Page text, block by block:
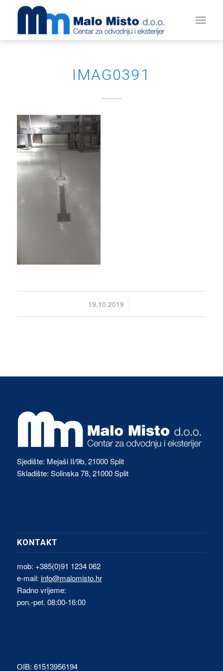
IMAG0391
19.10.2019
/
Sjedište: Mejaši II/9b, 21000 Split
Skladište: Solinska 78, 21000 Split
KONTAKT
mob: +385(0)91 1234 062
e-mail: info@malomisto.hr
Radno vrijeme:
pon.-pet. 08:00-16:00
OIB: 61513956194